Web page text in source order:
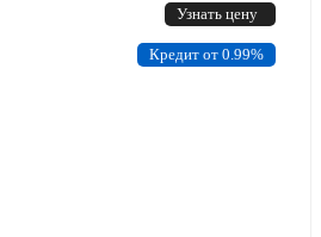
Узнать цену
Кредит от 0.99%